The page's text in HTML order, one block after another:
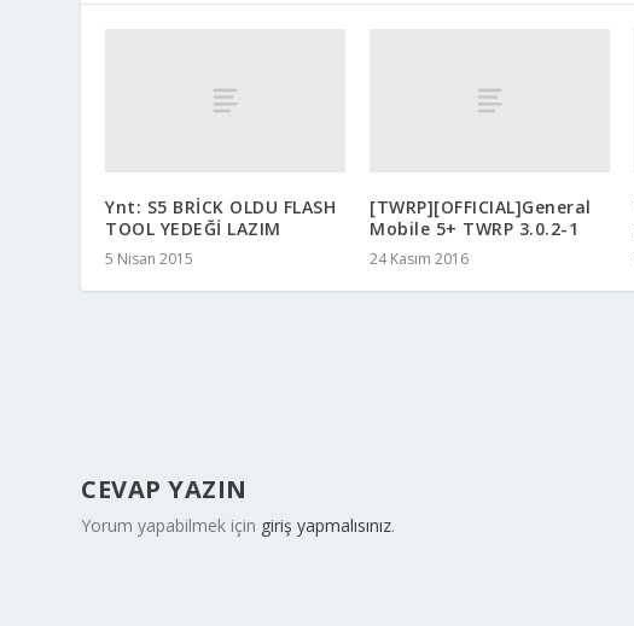
Ynt: S5 BRİCK OLDU FLASH
TOOL YEDEĞİ LAZIM
5 Nisan 2015
[TWRP][OFFICIAL]General
Mobile 5+ TWRP 3.0.2-1
24 Kasım 2016
CEVAP YAZIN
Yorum yapabilmek için giriş yapmalısınız.